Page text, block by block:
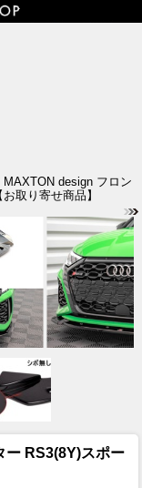
design フロン
取り寄せ商品】
RS3(8Y)スポー